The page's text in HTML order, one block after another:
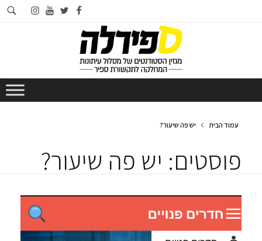
facebook
twitter
youtube
instagram
עמוד הבית יש פה שיעור?
פוסטים: יש פה שיעור?